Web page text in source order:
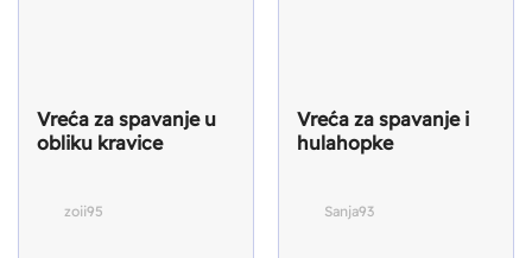
Vreća za spavanje u
obliku kravice
zoii95
Vreća za spavanje i
hulahopke
Sanja93